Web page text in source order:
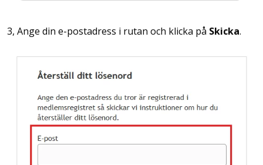
3, Ange din e-postadress i rutan och klicka på Skicka.